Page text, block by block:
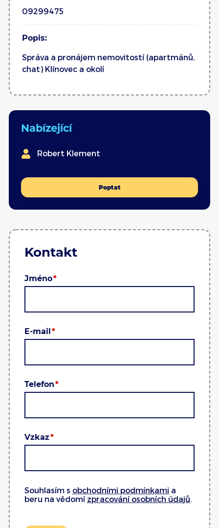
09299475
Popis:
Správa a pronájem nemovitostí (apartmánů,
chat) Klínovec a okolí
Nabízející
Robert Klement
Poptat
Kontakt
Jméno
E-mail
Telefon
Vzkaz
Souhlasím s obchodními podmínkami a
beru na vědomí zpracování osobních údajů